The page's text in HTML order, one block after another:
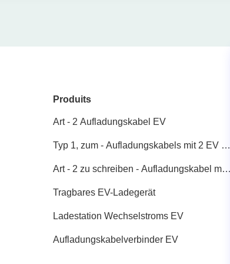
Produits
Art - 2 Aufladungskabel EV
Typ 1, zum - Aufladungskabels mit 2 EV zu
Art - 2 zu schreiben - Aufladungskabel mit
Tragbares EV-Ladegerät
Ladestation Wechselstroms EV
Aufladungskabelverbinder EV